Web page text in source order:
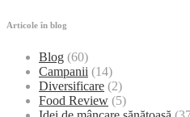
Articole în blog
Blog (60)
Campanii (14)
Diversificare (2)
Food Review (5)